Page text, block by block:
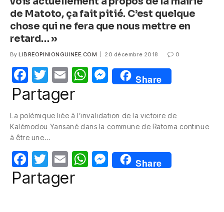
de Matoto, ça fait pitié. C’est quelque
chose qui ne fera que nous mettre en
retard… »
By LIBREOPINIONGUINEE.COM 20 décembre 2018 0
F
a
e
b
o
o
k
T
w
itt
er
E
m
W
s
p
p
M
e
e
g
er
Share
Partager
La polémique liée à l’invalidation de la victoire de
Kalémodou Yansané dans la commune de Ratoma continue
à être une…
F
a
T
w
itt
E
m
W M
e
Share
Partager